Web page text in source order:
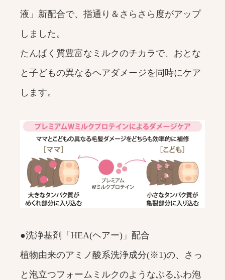
液」新配合で、指通り＆さらさら度がアップ
しました。
たんぱく質豊富なミルクのチカラで、おとな
と子どもの異なるヘアダメージを同時にケア
します。
●洗浄基剤「HEA(ヘアー)」配合
植物由来のアミノ酸系洗浄成分(※1)の、さっ
と泡立つフォームミルクのようなぷるふわ泡